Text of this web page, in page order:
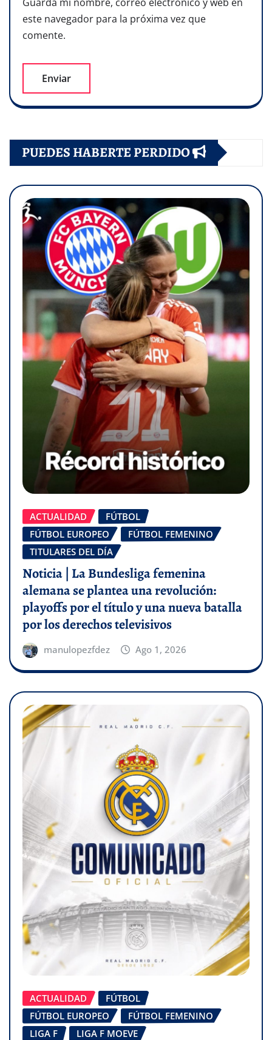
este navegador para la próxima vez que
comente.
PUEDES HABERTE PERDIDO
ACTUALIDAD
FÚTBOL
FÚTBOL EUROPEO
FÚTBOL FEMENINO
TITULARES DEL DÍA
Noticia | La Bundesliga femenina
alemana se plantea una revolución:
playoffs por el título y una nueva batalla
por los derechos televisivos
manulopezfdez Ago 1, 2026
ACTUALIDAD
FÚTBOL
FÚTBOL EUROPEO
FÚTBOL FEMENINO
LIGA F
LIGA F MOEVE